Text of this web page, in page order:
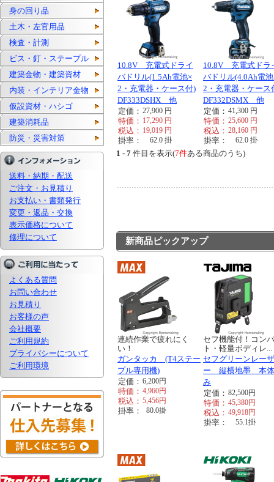
身の回り品
土木・左官用品
検査・計測
ビス・釘・ステープル
建築金物・建築資材
内装・インテリア金物
仮設資材・ハシゴ
建築消耗品
防災・災害対策
送料・納期・配送
ご注文・お見積り
お支払い・書類発行
変更・返品・交換
表示価格について
修理について
よくある質問
お問い合わせ
お見積り
お客様の声
会社概要
ご利用規約
プライバシーについて
ご利用環境
10.8V 充電式ドライ
バドリル(1.5Ah電池×
2・充電器・ケース付)
DF333DSHX 他
定価： 27,900 円
特価： 17,290 円
税込： 19,019 円
掛率： 62.0 掛
10.8V 充電式ドラ
バドリル(4.0Ah電
2・充電器・ケース
DF332DSMX 他
定価： 41,300 円
特価： 25,600 円
税込： 28,160 円
掛率： 62.0 掛
1 - 7 件目を表示(7件ある商品のうち)
新商品ピックアップ
連続作業で疲れにく
い！
ガンタッカ (T4ステー
プル専用機)
定価： 6,200円
特価： 4,960円
税込： 5,456円
掛率： 80.0掛
セフ機能付！コン
ト・軽量ボディレ...
セフグリーンレーザ
ー 縦横地墨 本
み
定価： 82,500円
特価： 45,380円
税込： 49,918円
掛率： 55.1掛